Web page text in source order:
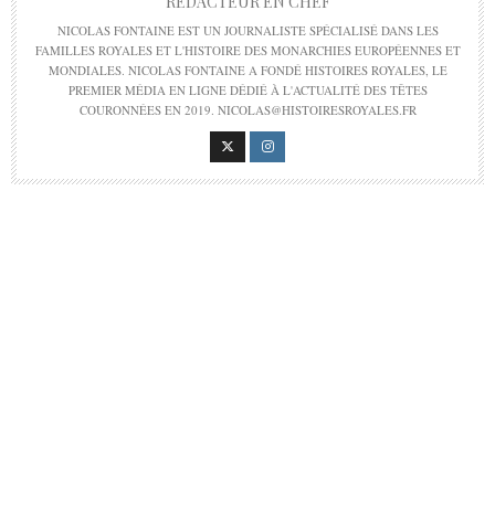
NICOLAS FONTAINE EST UN JOURNALISTE SPÉCIALISÉ DANS LES
FAMILLES ROYALES ET L'HISTOIRE DES MONARCHIES EUROPÉENNES ET
MONDIALES. NICOLAS FONTAINE A FONDÉ HISTOIRES ROYALES, LE
PREMIER MÉDIA EN LIGNE DÉDIÉ À L'ACTUALITÉ DES TÊTES
COURONNÉES EN 2019. NICOLAS@HISTOIRESROYALES.FR